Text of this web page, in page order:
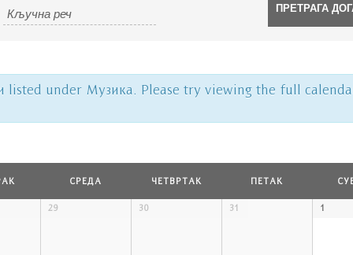
listed under Музика. Please try viewing the full
СРЕДА ЧЕТВРТАК ПЕТАК
29 30 31 1